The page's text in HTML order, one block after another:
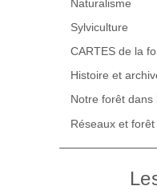
Naturalisme
Sylviculture
CARTES de la
Histoire et
Notre forêt dans
Réseaux et forêt